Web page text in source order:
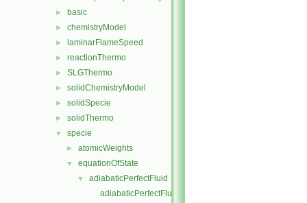
► basic
► chemistryModel
► laminarFlameSpeed
► reactionThermo
► SLGThermo
► solidChemistryModel
► solidSpecie
► solidThermo
▼ specie
► atomicWeights
▼ equationOfState
▼
adiabaticPerfectFluid
adiabaticPerfectFluid.C